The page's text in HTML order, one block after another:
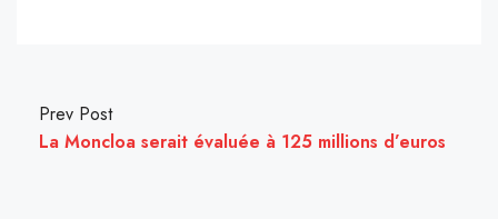
Prev Post
La Moncloa serait évaluée à 125 millions d’euros